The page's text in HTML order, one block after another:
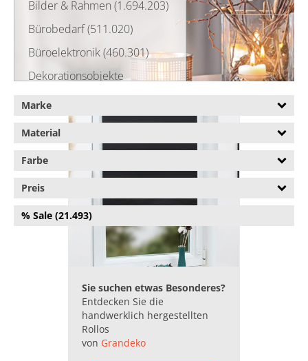
Bilder & Rahmen (1.694.203)
Bürobedarf (511.020)
Büroelektronik (460.301)
Dekorationsobjekte
Fensterfolien (35.677)
Flaschen- & Kastenständer
(61.359)
Fliesenaufkleber (30.093)
Insektenschutz (63.744)
Kerzen & Kerzenhalter
Luftbe- & Entfeuchter
Magnete & Magnetleisten
Mülleimer (69.608)
Marke
Material
Farbe
Preis
% Sale (21.493)
Sie suchen etwas Besonderes?
Entdecken Sie die
handwerklich hergestellten
Rollos
von Grandeko